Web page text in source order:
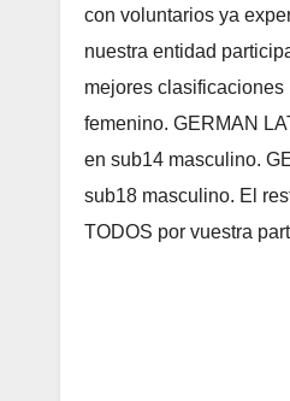
con voluntarios ya
nuestra entidad
mejores clasificaciones
femenino. GERMAN
en sub14 masculino.
sub18 masculino. El
TODOS por vuestra